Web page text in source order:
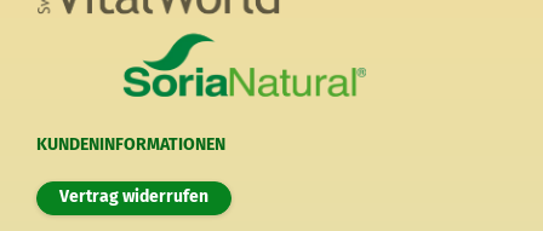
KUNDENINFORMATIONEN
Vertrag widerrufen